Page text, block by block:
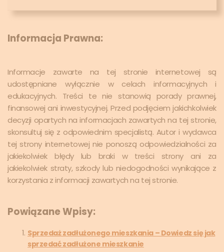
Informacja Prawna:
Informacje zawarte na tej stronie internetowej są
udostępniane wyłącznie w celach informacyjnych i
edukacyjnych. Treści te nie stanowią porady prawnej,
finansowej ani inwestycyjnej. Przed podjęciem jakichkolwiek
decyzji opartych na informacjach zawartych na tej stronie,
skonsultuj się z odpowiednim specjalistą. Autor i wydawca
tej strony internetowej nie ponoszą odpowiedzialności za
jakiekolwiek błędy lub braki w treści strony ani za
jakiekolwiek straty, szkody lub niedogodności wynikające z
korzystania z informacji zawartych na tej stronie.
Powiązane Wpisy:
Sprzedaż zadłużonego mieszkania – Dowiedz się jak
sprzedać zadłużone mieszkanie